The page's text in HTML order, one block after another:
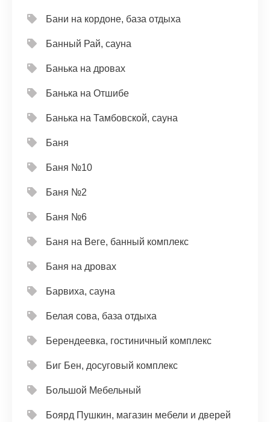
Бани на кордоне, база отдыха
Банный Рай, сауна
Банька на дровах
Банька на Отшибе
Банька на Тамбовской, сауна
Баня
Баня №10
Баня №2
Баня №6
Баня на Веге, банный комплекс
Баня на дровах
Барвиха, сауна
Белая сова, база отдыха
Берендеевка, гостиничный комплекс
Биг Бен, досуговый комплекс
Большой Мебельный
Боярд Пушкин, магазин мебели и дверей